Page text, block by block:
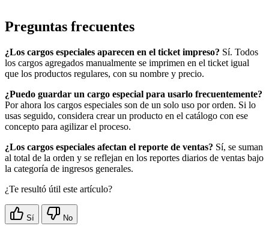
Preguntas frecuentes
¿Los cargos especiales aparecen en el ticket impreso? Sí. Todos
los cargos agregados manualmente se imprimen en el ticket igual
que los productos regulares, con su nombre y precio.
¿Puedo guardar un cargo especial para usarlo frecuentemente?
Por ahora los cargos especiales son de un solo uso por orden. Si lo
usas seguido, considera crear un producto en el catálogo con ese
concepto para agilizar el proceso.
¿Los cargos especiales afectan el reporte de ventas? Sí, se suman
al total de la orden y se reflejan en los reportes diarios de ventas bajo
la categoría de ingresos generales.
¿Te resultó útil este artículo?
Sí No